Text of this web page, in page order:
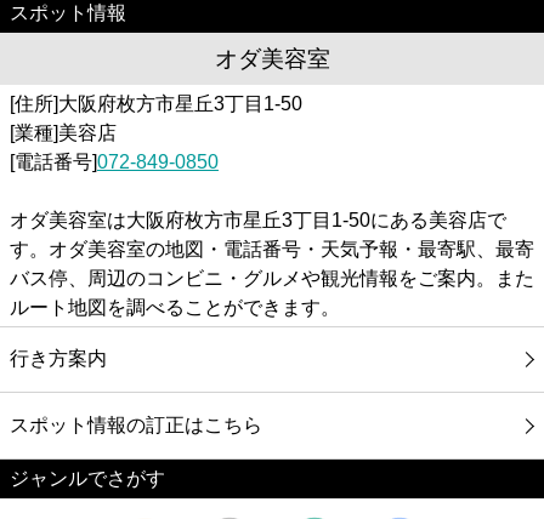
スポット情報
オダ美容室
[住所]大阪府枚方市星丘3丁目1-50
[業種]美容店
[電話番号]072-849-0850
オダ美容室は大阪府枚方市星丘3丁目1-50にある美容店で
す。オダ美容室の地図・電話番号・天気予報・最寄駅、最寄
バス停、周辺のコンビニ・グルメや観光情報をご案内。また
ルート地図を調べることができます。
行き方案内
スポット情報の訂正はこちら
ジャンルでさがす